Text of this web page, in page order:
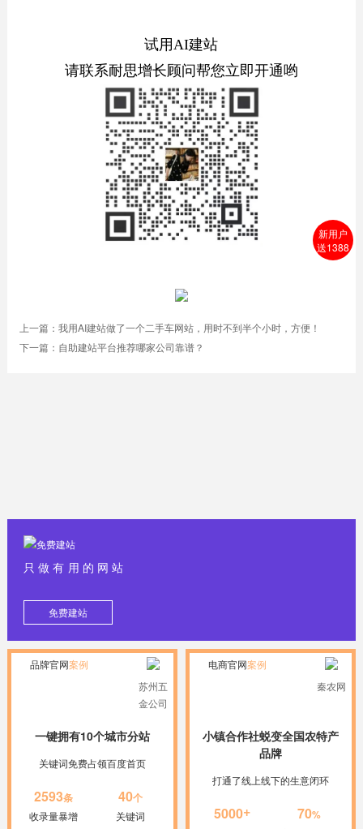
试用AI建站
请联系耐思增长顾问帮您立即开通哟
上一篇： 我用AI建站做了一个二手车网站，用时不到半个小时，方便！
下一篇： 自助建站平台推荐哪家公司靠谱？
只做有用的网站
免费建站
品牌官网案例
苏州五
金公司
一键拥有10个城市分站
关键词免费占领百度首页
2593条
收录量暴增
40个
关键词
电商官网案例
秦农网
小镇合作社蜕变全国农特产
品牌
打通了线上线下的生意闭环
5000+ 70%
新用户
送1388